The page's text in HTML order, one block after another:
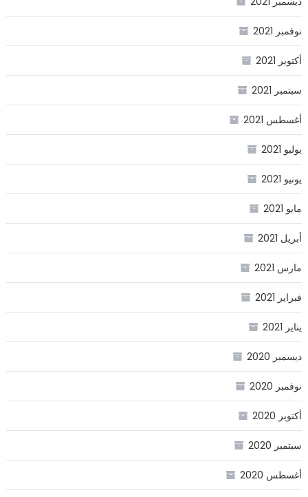
نوفمبر 2021
أكتوبر 2021
سبتمبر 2021
أغسطس 2021
يوليو 2021
يونيو 2021
مايو 2021
أبريل 2021
مارس 2021
فبراير 2021
يناير 2021
ديسمبر 2020
نوفمبر 2020
أكتوبر 2020
سبتمبر 2020
أغسطس 2020